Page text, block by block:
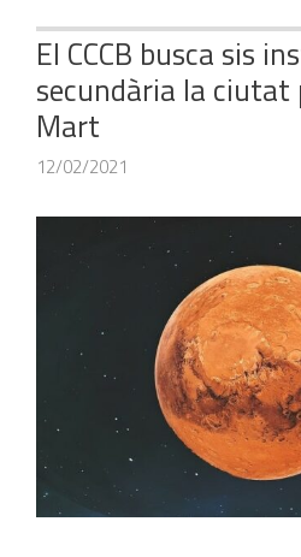
El CCCB busca sis
secundària la
Mart
12/02/2021